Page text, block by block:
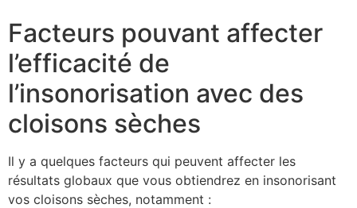
Facteurs pouvant affecter
l’efficacité de
l’insonorisation avec des
cloisons sèches
Il y a quelques facteurs qui peuvent affecter les
résultats globaux que vous obtiendrez en insonorisant
vos cloisons sèches, notamment :